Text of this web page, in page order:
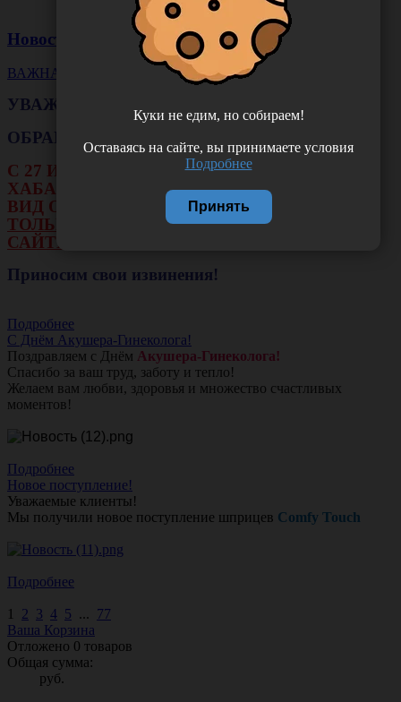
Новости
ВАЖНАЯ НОВОСТЬ
УВАЖАЕМЫЕ КЛИЕНТЫ!
ОБРАЩАЕМ ВАШЕ ВНИМАНИЕ!!!
С 27 ИЮЛЯ ПО 16 АВГУСТА В ФИЛИАЛЕ Г.
ХАБАРОВСКА НЕ БУДЕТ ДЕЙСТВОВАТЬ
ВИД ОПЛАТЫ: НАЛИЧНЫЕ И ТЕРМИНАЛ.
ТОЛЬКО ОПЛАТА ОНЛАЙН НА НАШЕМ
САЙТЕ ИЛИ ЧЕРЕЗ РАСЧЕТНЫЙ СЧЕТ.
Приносим свои извинения!
Подробнее
С Днём Акушера-Гинеколога!
Поздравляем с Днём Акушера-Гинеколога!
Спасибо за ваш труд, заботу и тепло!
Желаем вам любви, здоровья и множество счастливых
моментов!
Подробнее
Новое поступление!
Уважаемые клиенты!
Мы получили новое поступление шприцев Comfy Touch
Подробнее
1 2 3 4 5 ... 77
Ваша Корзина
Отложено 0 товаров
Общая сумма:
руб.
Куки не едим, но собираем!
Оставаясь на сайте, вы принимаете условия
Подробнее
Принять